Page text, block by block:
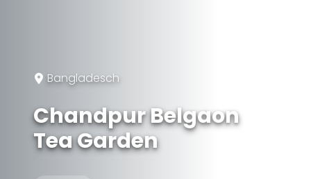
Bangladesch
Chandpur Belgaon
Tea Garden